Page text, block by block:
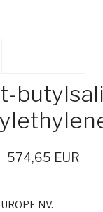
574,65 EUR
NV.